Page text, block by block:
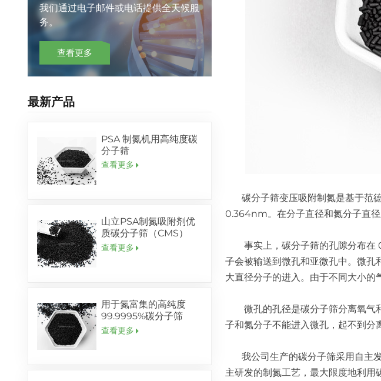
我们通过电子邮件或电话提供全天候服
务。
查看更多
最新产品
PSA 制氮机用高纯度碳
分子筛
查看更多
山立PSA制氮吸附剂优
质碳分子筛（CMS）
查看更多
用于氮富集的高纯度
99.9995%碳分子筛
查看更多
碳分子筛变压吸附制氮是基于范
0.364nm。在分子直径和氮分子直径
事实上，碳分子筛的孔隙分布在
子会被输送到微孔和亚微孔中。微
大直径分子的进入。由于不同大小的
微孔的孔径是碳分子筛分离氧气和
子和氮分子不能进入微孔，起不到分
我公司生产的碳分子筛采用自主发
主研发的制氮工艺，最大限度地利用